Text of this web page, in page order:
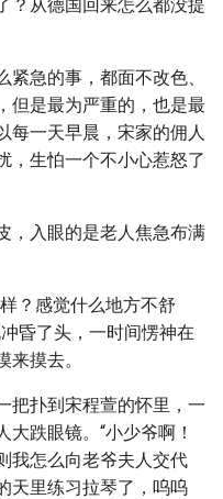
？从德国回来怎么都没提
急的事，都面不改色、
但是最为严重的，也是最
每一天早晨，宋家的佣人
，生怕一个不小心惹怒了
，入眼的是老人焦急布满
？感觉什么地方不舒
昏了头，一时间愣神在
摸去。
把扑到宋程萱的怀里，一
跌眼镜。“小少爷啊！
我怎么向老爷夫人交代
天里练习拉琴了，呜呜